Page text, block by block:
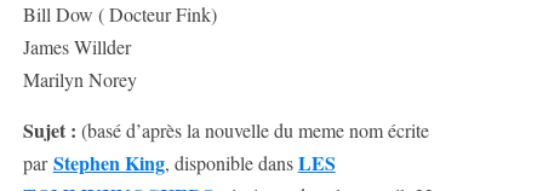
Bill Dow ( Docteur Fink)
James Willder
Marilyn Norey
Sujet : (basé d’après la nouvelle du meme nom écrite
parStephen King, disponible dansLES